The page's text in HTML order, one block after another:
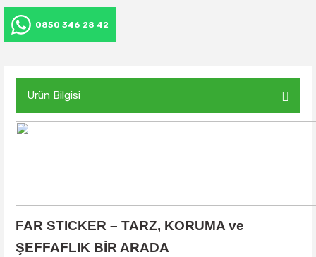
0850 346 28 42
Ürün Bilgisi
FAR STICKER – TARZ, KORUMA ve
ŞEFFAFLIK BİR ARADA